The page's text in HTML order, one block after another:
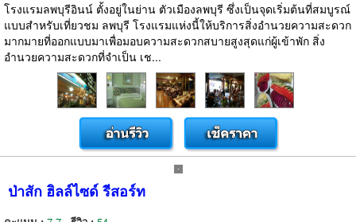
โรงแรมลพบุรีอินน์ ตั้งอยู่ในย่าน ตัวเมืองลพบุรี ซึ่งเป็นจุดเริ่มต้นที่สมบูรณ์
แบบสำหรับเที่ยวชม ลพบุรี โรงแรมแห่งนี้ให้บริการสิ่งอำนวยความสะดวก
มากมายที่ออกแบบมาเพื่อมอบความสะดวกสบายสูงสุดแก่ผู้เข้าพัก สิ่ง
อำนวยความสะดวกที่จำเป็น เช...
ป่าสัก ฮิลล์ไซด์ รีสอร์ท